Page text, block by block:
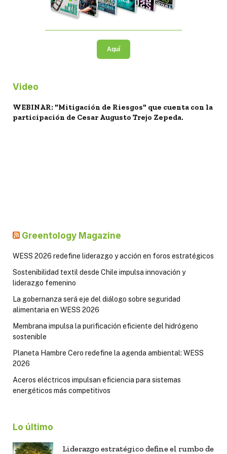
Aquí
Video
WEBINAR: "Mitigación de Riesgos" que cuenta con la
participación de Cesar Augusto Trejo Zepeda.
Greentology Magazine
WESS 2026 redefine liderazgo y acción en foros estratégicos
Sostenibilidad textil desde Chile impulsa innovación y
liderazgo femenino
La gobernanza será eje del diálogo sobre seguridad
alimentaria en WESS 2026
Membrana impulsa la purificación eficiente del hidrógeno
sostenible
Planeta Hambre Cero redefine la agenda ambiental: WESS
2026
Aceros eléctricos impulsan eficiencia para sistemas
energéticos más competitivos
Lo último
Liderazgo estratégico define el rumbo de